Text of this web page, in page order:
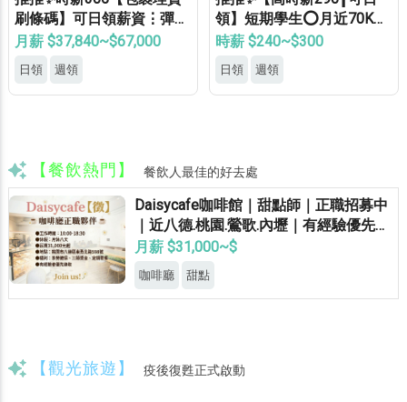
刷條碼】可日領薪資⋮彈性
加班⋮免健檢⋮免無塵⋮免
月薪 $37,840~$67,000
日領 週領
領】短期學生⭕月近70K✅
可周領✅長期學生✅等當兵
時薪 $240~$300
日領 週領
【餐飲熱門】 餐飲人最佳的好去處
Daisycafe咖啡館｜甜點師｜正職招募中
｜近八德.桃園.鶯歌.內壢｜有經驗優先錄
取
月薪 $31,000~$
咖啡廳 甜點
【觀光旅遊】 疫後復甦正式啟動